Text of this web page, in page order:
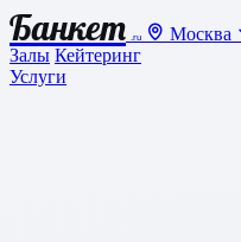
Банкет .ru
Москва
Залы Кейтеринг
Услуги